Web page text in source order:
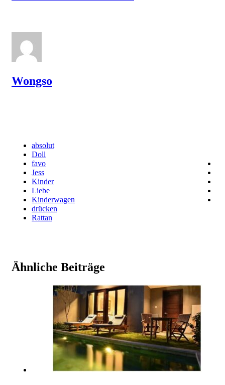
Wongso
absolut
Doll
favo
Jess
Kinder
Liebe
Kinderwagen
drücken
Rattan
Ähnliche Beiträge